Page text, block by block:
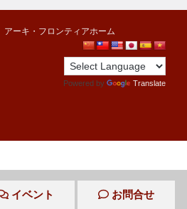
アーキ・フロンティアホーム
Powered by Translate
イベント お問合せ